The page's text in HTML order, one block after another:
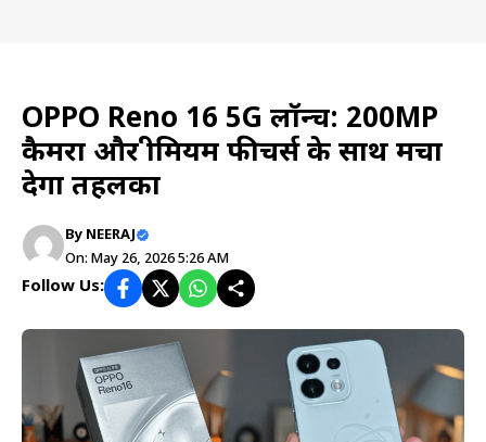
OPPO Reno 16 5G लॉन्च: 200MP
कैमरा और प्रीमियम फीचर्स के साथ मचा
देगा तहलका
By NEERAJ
On: May 26, 2026 5:26 AM
Follow Us: